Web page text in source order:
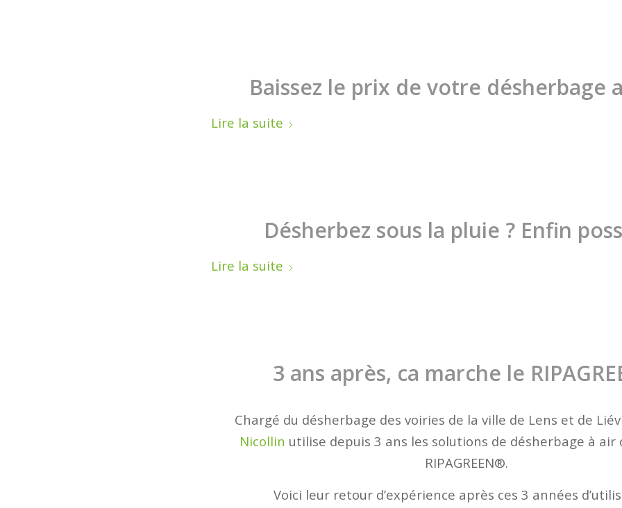
Baissez le prix de votre désherbage
Lire la suite
Désherbez sous la pluie ? Enfin
Lire la suite
3 ans après, ca marche le
Chargé du désherbage des voiries de la ville de Lens et de
Nicollin utilise depuis 3 ans les solutions de désherbage à air
RIPAGREEN®.
Voici leur retour d’expérience après ces 3 années